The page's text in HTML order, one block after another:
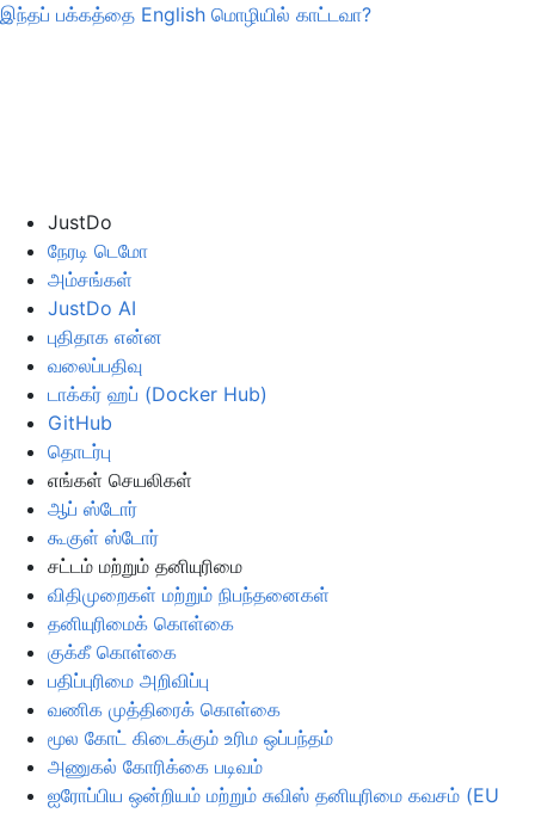
இந்தப் பக்கத்தை English மொழியில் காட்டவா?
JustDo
நேரடி டெமோ
அம்சங்கள்
JustDo AI
புதிதாக என்ன
வலைப்பதிவு
டாக்கர் ஹப் (Docker Hub)
GitHub
தொடர்பு
எங்கள் செயலிகள்
ஆப் ஸ்டோர்
கூகுள் ஸ்டோர்
சட்டம் மற்றும் தனியுரிமை
விதிமுறைகள் மற்றும் நிபந்தனைகள்
தனியுரிமைக் கொள்கை
குக்கீ கொள்கை
பதிப்புரிமை அறிவிப்பு
வணிக முத்திரைக் கொள்கை
மூல கோட் கிடைக்கும் உரிம ஒப்பந்தம்
அணுகல் கோரிக்கை படிவம்
ஐரோப்பிய ஒன்றியம் மற்றும் சுவிஸ் தனியுரிமை கவசம் (EU